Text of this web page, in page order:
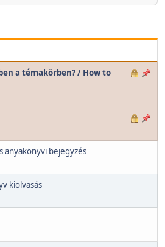
a témakörben? / How to
anyakönyvi bejegyzés
kiolvasás